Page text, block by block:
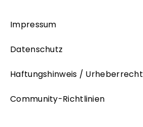
Impressum
Datenschutz
Haftungshinweis / Urheberrecht
Community-Richtlinien